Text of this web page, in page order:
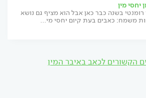
יחסי מין
רומנטי בשנה כבר כאן אבל הוא מציף גם נושא
משמח: כאבים בעת קיום יחסי מי...
הקשורים לכאב באיבר המין